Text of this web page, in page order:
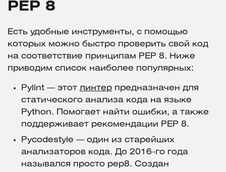
PEP 8
Есть удобные инструменты, с помощью
которых можно быстро проверить свой код
на соответствие принципам PEP 8. Ниже
приводим список наиболее популярных:
Pylint — этот линтер предназначен для
статического анализа кода на языке
Python. Помогает найти ошибки, а также
поддерживает рекомендации PEP 8.
Pycodestyle — один из старейших
анализаторов кода. До 2016-го года
назывался просто pep8. Создан